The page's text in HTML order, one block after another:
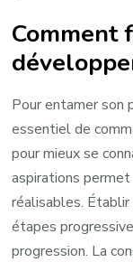
Comment
Pour entamer son
essentiel de
pour mieux se
aspirations
réalisables. Établir
étapes
progression. La